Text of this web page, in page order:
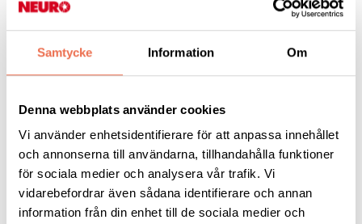
Samtycke Information Om
Denna webbplats använder cookies
Vi använder enhetsidentifierare för att anpassa innehållet
och annonserna till användarna, tillhandahålla funktioner
för sociala medier och analysera vår trafik. Vi
vidarebefordrar även sådana identifierare och annan
information från din enhet till de sociala medier och
Lilla Wien, Swedenborgsgatan 20 ( )
Välkomna!